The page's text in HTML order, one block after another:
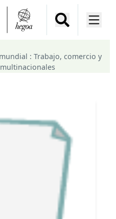
: Trabajo, comercio y